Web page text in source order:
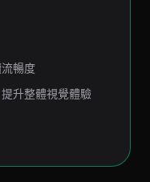
暢度
升整體視覺體驗